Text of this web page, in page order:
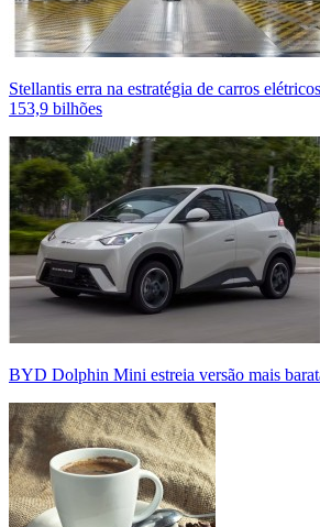
Stellantis erra na estratégia de carros
153,9 bilhões
BYD Dolphin Mini estreia versão mais